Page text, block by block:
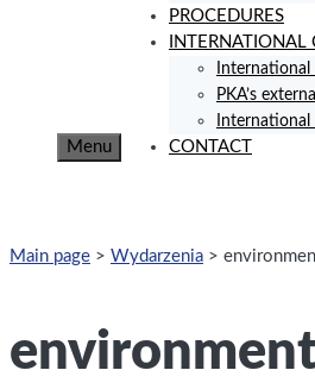
Menu
PROCEDURES
INTERNATIONAL
PKA’s
CONTACT
Main page > Wydarzenia >